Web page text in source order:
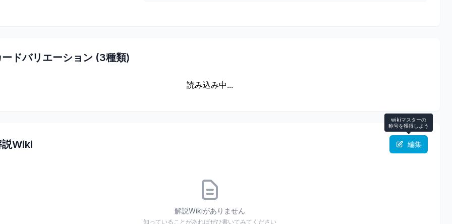
ドバリエーション (3種類)
読み込み中...
説Wiki
wikiマスターの
称号を獲得しよう
編集
解説Wikiがありません
知っていることがあればぜひ書いてみてください